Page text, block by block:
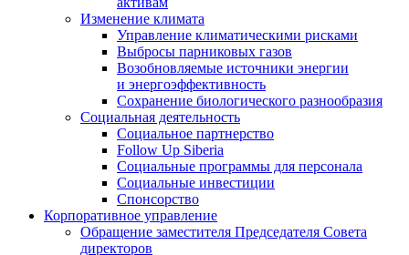
Изменение климата
Управление климатическими рисками
Выбросы парниковых газов
Возобновляемые источники энергии
и энергоэффективность
Сохранение биологического разнообразия
Социальная деятельность
Социальное партнерство
Follow Up Siberia
Социальные программы для персонала
Социальные инвестиции
Спонсорство
Корпоративное управление
Обращение заместителя Председателя Совета
директоров